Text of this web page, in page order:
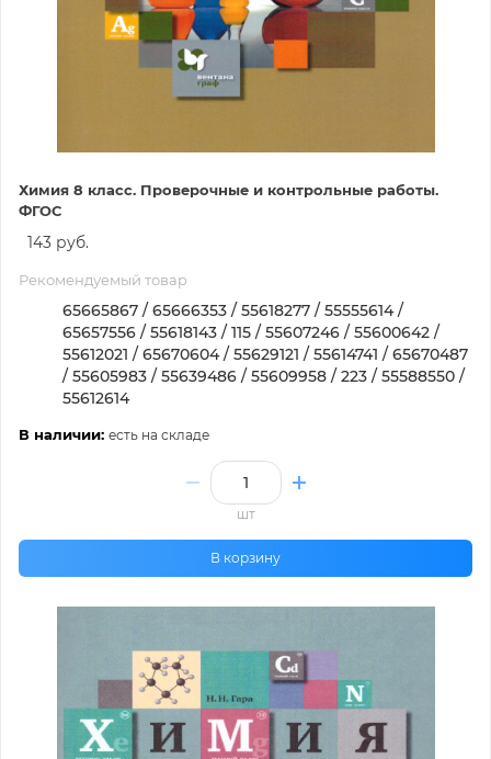
Химия 8 класс. Проверочные и контрольные работы.
ФГОС
143 руб.
Рекомендуемый товар
65665867 / 65666353 / 55618277 / 55555614 /
65657556 / 55618143 / 115 / 55607246 / 55600642 /
55612021 / 65670604 / 55629121 / 55614741 / 65670487
/ 55605983 / 55639486 / 55609958 / 223 / 55588550 /
55612614
В наличии: есть на складе
шт
В корзину